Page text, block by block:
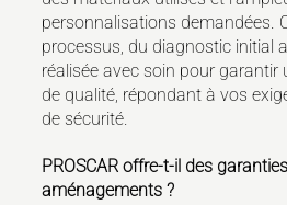
personnalisations demandées.
processus, du diagnostic initial
réalisée avec soin pour
de qualité, répondant à vos
de sécurité.
PROSCAR offre-t-il des
aménagements ?